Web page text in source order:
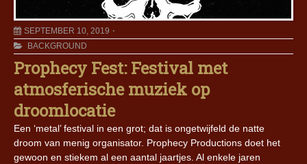
SEPTEMBER 10, 2019
BACKGROUND
Prophecy Fest: Festival met
atmosferische muziek op
droomlocatie
Een ‘metal’ festival in een grot; dat is ongetwijfeld de natte
droom van menig organisator. Prophecy Productions doet het
gewoon en stiekem al een aantal jaartjes. Al enkele jaren